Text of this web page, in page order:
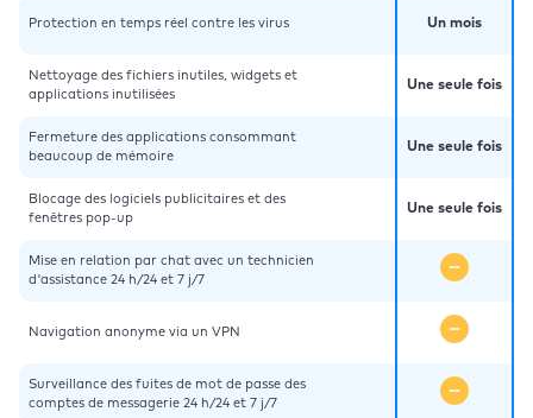
Protection en temps réel contre les virus
Nettoyage des fichiers inutiles, widgets et
applications inutilisées
Fermeture des applications consommant
beaucoup de mémoire
Blocage des logiciels publicitaires et des
fenêtres pop-up
Mise en relation par chat avec un technicien
d'assistance 24 h/24 et 7 j/7
Navigation anonyme via un VPN
Surveillance des fuites de mot de passe des
comptes de messagerie 24 h/24 et 7 j/7
Un mois
Une seule fois
Une seule fois
Une seule fois